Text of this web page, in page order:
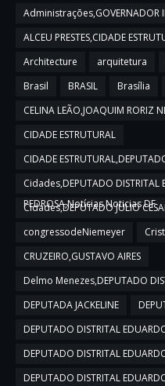
Administrações,GOVERNADOR
ALCEU PRESTES,CIDADE
Architecture
arquitetura
Brasil
BRASIL Brasília
CELINA LEÃO,JOAQUIM RORIZ
CIDADE ESTRUTURAL
CIDADE
Cidades,DEPUTADO DISTRITAL
PEDROSA,Notícias,Noticias DF
Cidades,DEPUTADO JULIO
congressodeNiemeyer
CRUZEIRO,GUSTAVO AIRES
Delmo Menezes,DEPUTADO
DEPUTADA JACKELINE
DEPUTADO DISTRITAL
DEPUTADO DISTRITAL
DEPUTADO DISTRITAL